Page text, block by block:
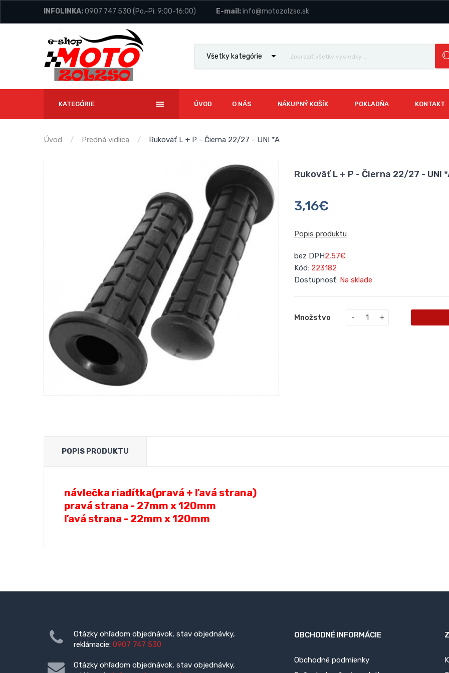
INFOLINKA:0907 747 530 (Po.-Pi. 9:00-16:00) E-mail:info@motozolzso.sk
Všetky kategórie
KATEGÓRIE ÚVOD O NÁS NÁKUPNÝ KOŠÍK POKLADŇA KONTAKT
Úvod Predná vidlica Rukoväť L + P - Čierna 22/27 - UNI *A
Rukoväť L + P - Čierna 22/27 - UNI
3,16€
Popis produktu
bez DPH2,57€
Kód: 223182
Dostupnosť: Na sklade
Množstvo
POPIS PRODUKTU
návlečka riadítka(pravá + ľavá strana)
pravá strana - 27mm x 120mm
ľavá strana - 22mm x 120mm
Otázky ohľadom objednávok, stav objednávky,
reklámacie: 0907 747 530
Otázky ohľadom objednávok, stav objednávky,
OBCHODNÉ INFORMÁCIE
Obchodné podmienky